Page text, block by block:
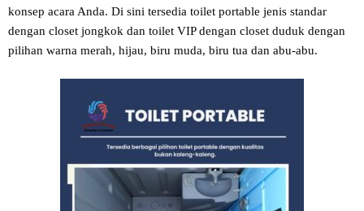
konsep acara Anda. Di sini tersedia toilet portable jenis standar
dengan closet jongkok dan toilet VIP dengan closet duduk dengan
pilihan warna merah, hijau, biru muda, biru tua dan abu-abu.